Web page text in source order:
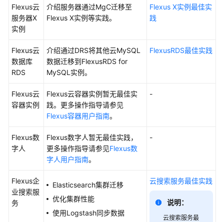
用
户
指
最
佳
践
考
问
Flexus云
服务器X
实例
介绍服务器通过MgC迁移至
Flexus X实例等实践。
Flexus X实例最佳实
践
Flexus云
数据库
RDS
介绍通过DRS将其他云MySQL
数据迁移到FlexusRDS for
MySQL实例。
FlexusRDS最佳实践
Flexus云
容器实例
Flexus云容器实例暂无最佳实
践。更多操作指导请参见
Flexus容器用户指南。
-
Flexus数
字人
Flexus数字人暂无最佳实践，
更多操作指导请参见Flexus数
字人用户指南。
-
Flexus企
业搜索服
务
Elasticsearch集群迁移
优化集群性能
使用Logstash同步数据
云搜索服务最佳实践
说明：
云搜索服务最